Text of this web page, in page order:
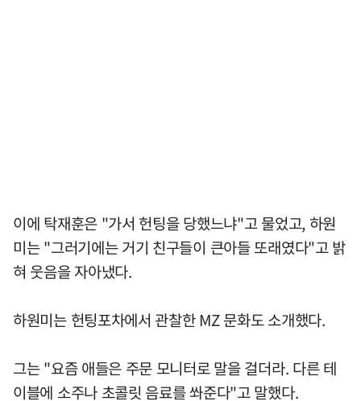
이에 탁재훈은 "가서 헌팅을 당했느냐"고 물었고, 하원
미는 "그러기에는 거기 친구들이 큰아들 또래였다"고 밝
혀 웃음을 자아냈다.
하원미는 헌팅포차에서 관찰한 MZ 문화도 소개했다.
그는 "요즘 애들은 주문 모니터로 말을 걸더라. 다른 테
이블에 소주나 초콜릿 음료를 쏴준다"고 말했다.